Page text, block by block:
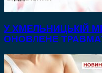
У ХМЕЛЬНИЦЬКІЙ
ОНОВЛЕНЕ